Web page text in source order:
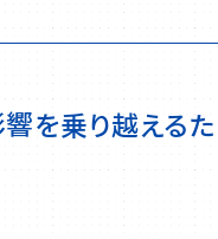
を乗り越える